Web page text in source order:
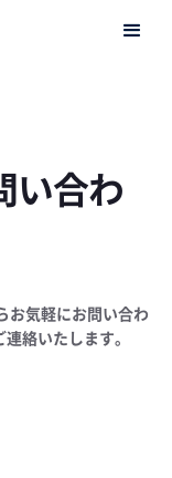
い合わ
お気軽にお問い合わ
絡いたします。